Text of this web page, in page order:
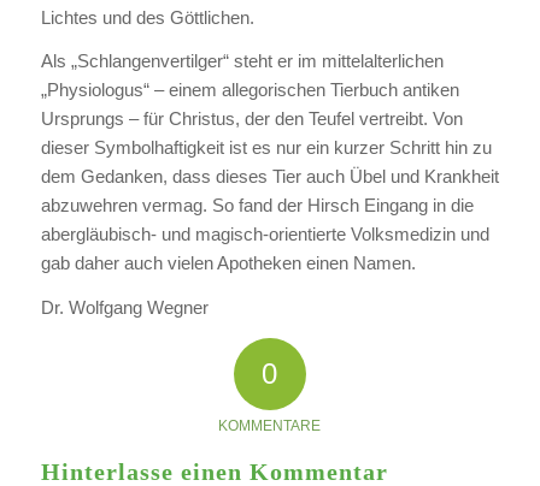
Lichtes und des Göttlichen.
Als „Schlangenvertilger“ steht er im mittelalterlichen
„Physiologus“ – einem allegorischen Tierbuch antiken
Ursprungs – für Christus, der den Teufel vertreibt. Von
dieser Symbolhaftigkeit ist es nur ein kurzer Schritt hin zu
dem Gedanken, dass dieses Tier auch Übel und Krankheit
abzuwehren vermag. So fand der Hirsch Eingang in die
abergläubisch- und magisch-orientierte Volksmedizin und
gab daher auch vielen Apotheken einen Namen.
Dr. Wolfgang Wegner
0
KOMMENTARE
Hinterlasse einen Kommentar